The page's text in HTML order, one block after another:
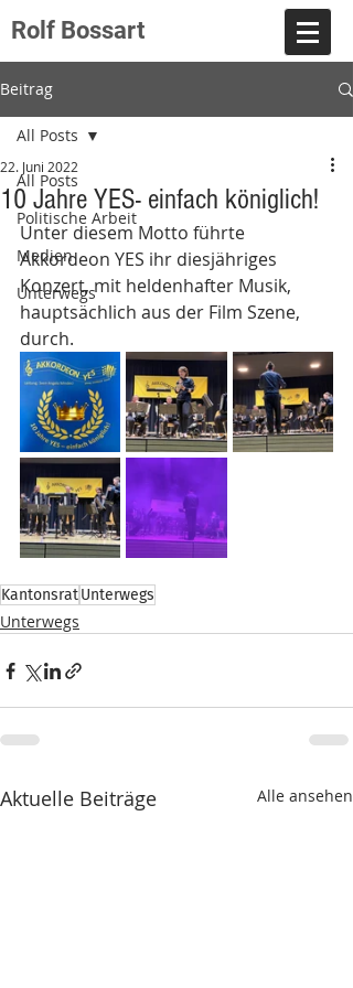
Rolf Bossart
Beitrag
All Posts
Politische Arbeit
Medien
Unterwegs
All Posts
10 Jahre YES- einfach königlich!
22. Juni 2022
Unter diesem Motto führte
Akkordeon YES ihr diesjähriges
Konzert, mit heldenhafter Musik,
hauptsächlich aus der Film Szene,
durch.
KantonsratUnterwegs
Unterwegs
Aktuelle Beiträge Alle ansehen